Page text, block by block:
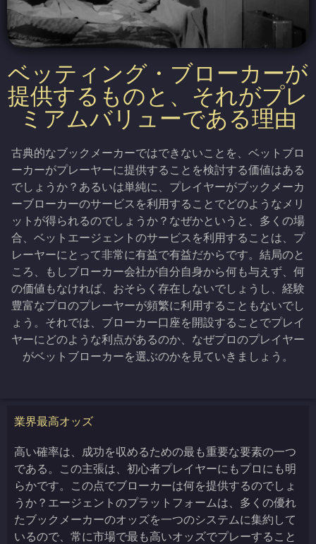
ベッティング・ブローカーが
提供するものと、それがプレ
ミアムバリューである理由
古典的なブックメーカーではできないことを、ベットブロ
ーカーがプレーヤーに提供することを検討する価値はある
でしょうか？あるいは単純に、プレイヤーがブックメーカ
ーブローカーのサービスを利用することでどのようなメリ
ットが得られるのでしょうか？なぜかというと、多くの場
合、ベットエージェントのサービスを利用することは、プ
レーヤーにとって非常に有益で有益だからです。結局のと
ころ、もしブローカー会社が自分自身から何も与えず、何
の価値もなければ、おそらく存在しないでしょうし、経験
豊富なプロのプレーヤーが頻繁に利用することもないでし
ょう。それでは、ブローカー口座を開設することでプレイ
ヤーにどのような利点があるのか、なぜプロのプレイヤー
がベットブローカーを選ぶのかを見ていきましょう。
業界最高オッズ
高い確率は、成功を収めるための最も重要な要素の一つ
である。この主張は、初心者プレイヤーにもプロにも明
らかです。この点でブローカーは何を提供するのでしょ
うか？エージェントのプラットフォームは、多くの優れ
たブックメーカーのオッズを一つのシステムに集約して
いるので、常に市場で最も高いオッズでプレーすること